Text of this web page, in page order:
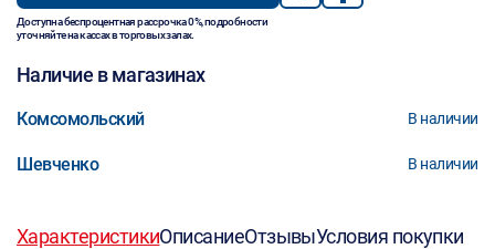
Доступна беспроцентная рассрочка 0%, подробности
уточняйте на кассах в торговых залах.
Наличие в магазинах
Комсомольский В наличии
Шевченко В наличии
ХарактеристикиОписаниеОтзывыУсловия покупки